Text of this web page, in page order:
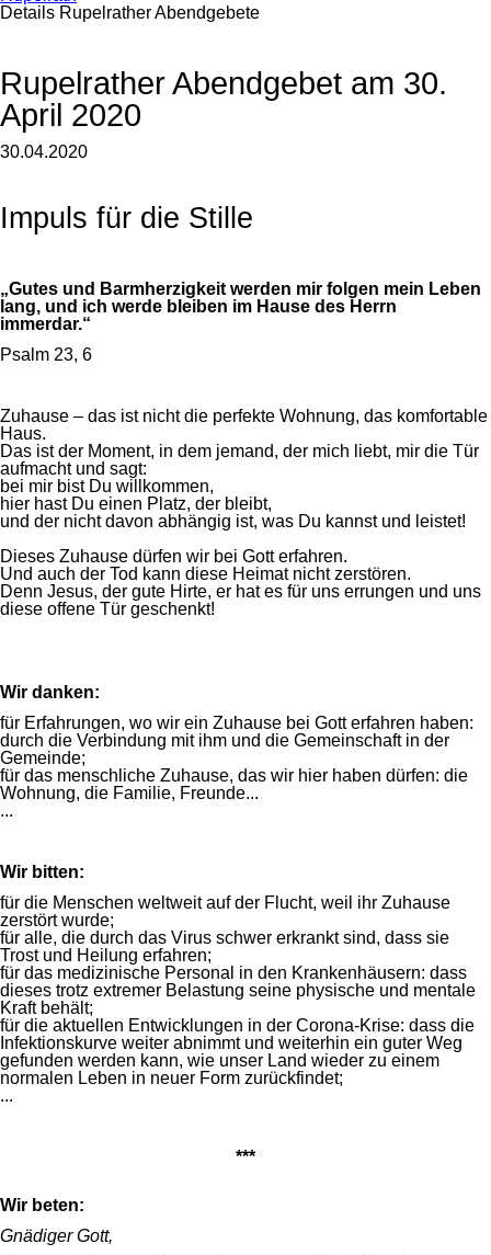
Details Rupelrather Abendgebete
Rupelrather Abendgebet am 30.
April 2020
30.04.2020
Impuls für die Stille
„Gutes und Barmherzigkeit werden mir folgen mein Leben
lang, und ich werde bleiben im Hause des Herrn
immerdar.“
Psalm 23, 6
Zuhause – das ist nicht die perfekte Wohnung, das komfortable
Haus.
Das ist der Moment, in dem jemand, der mich liebt, mir die Tür
aufmacht und sagt:
bei mir bist Du willkommen,
hier hast Du einen Platz, der bleibt,
und der nicht davon abhängig ist, was Du kannst und leistet!
Dieses Zuhause dürfen wir bei Gott erfahren.
Und auch der Tod kann diese Heimat nicht zerstören.
Denn Jesus, der gute Hirte, er hat es für uns errungen und uns
diese offene Tür geschenkt!
Wir danken:
für Erfahrungen, wo wir ein Zuhause bei Gott erfahren haben:
durch die Verbindung mit ihm und die Gemeinschaft in der
Gemeinde;
für das menschliche Zuhause, das wir hier haben dürfen: die
Wohnung, die Familie, Freunde...
...
Wir bitten:
für die Menschen weltweit auf der Flucht, weil ihr Zuhause
zerstört wurde;
für alle, die durch das Virus schwer erkrankt sind, dass sie
Trost und Heilung erfahren;
für das medizinische Personal in den Krankenhäusern: dass
dieses trotz extremer Belastung seine physische und mentale
Kraft behält;
für die aktuellen Entwicklungen in der Corona-Krise: dass die
Infektionskurve weiter abnimmt und weiterhin ein guter Weg
gefunden werden kann, wie unser Land wieder zu einem
normalen Leben in neuer Form zurückfindet;
...
***
Wir beten:
Gnädiger Gott,